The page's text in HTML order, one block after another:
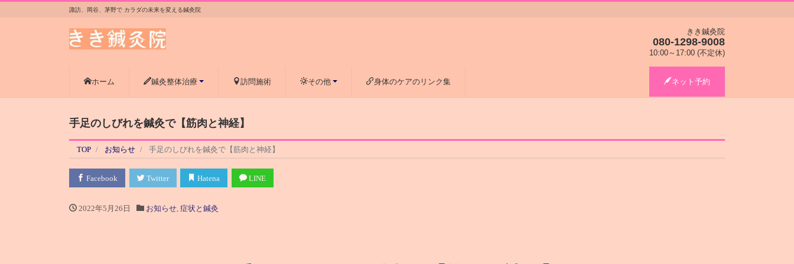
諏訪、岡谷、茅野で カラダの未来を変える鍼灸院
きき鍼灸院
080-1298-9008
10:00～17:00 (不定休)
ホーム 鍼灸整体治療 訪問施術 その他 身体のケアのリンク集 ネット予約
手足のしびれを鍼灸で【筋肉と神経】
TOP お知らせ 手足のしびれを鍼灸で【筋肉と神経】
Facebook Twitter Hatena LINE
2022年5月26日 お知らせ, 症状と鍼灸